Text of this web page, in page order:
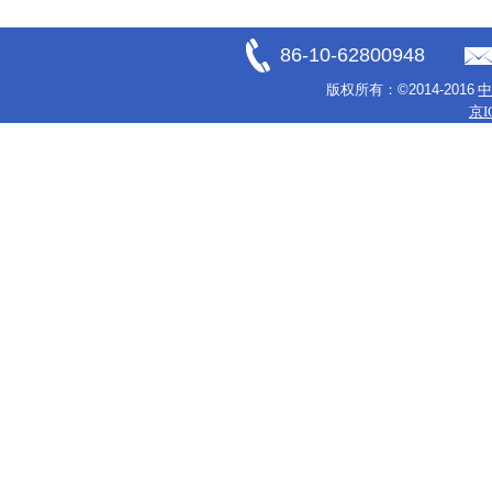
86-10-62800948
版权所有：©2014-2016
京